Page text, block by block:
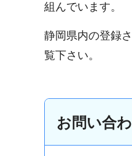
組んでいます。
静岡県内の登録
覧下さい。
お問い合